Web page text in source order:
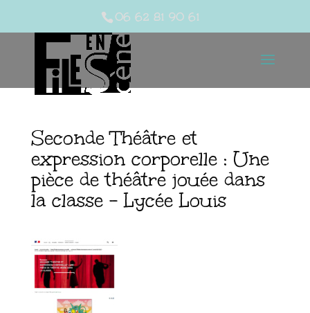
06 62 81 90 61
Seconde Théâtre et
expression corporelle : Une
pièce de théâtre jouée dans
la classe – Lycée Louis